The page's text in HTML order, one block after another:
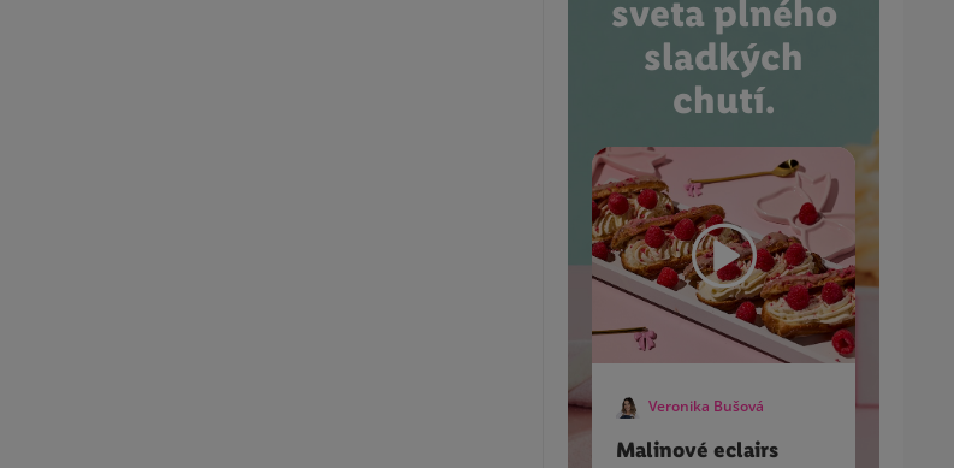
sveta plného
sladkých
chutí.
Veronika Bušová
Malinové eclairs